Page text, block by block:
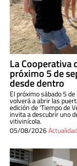
La Cooperativa
próximo 5 de
desde dentro
El próximo sábado 5
volverá a abrir las
edición de ‘Tiempo de
invita a descubrir uno
vitivinícola.
05/08/2026Actualidad